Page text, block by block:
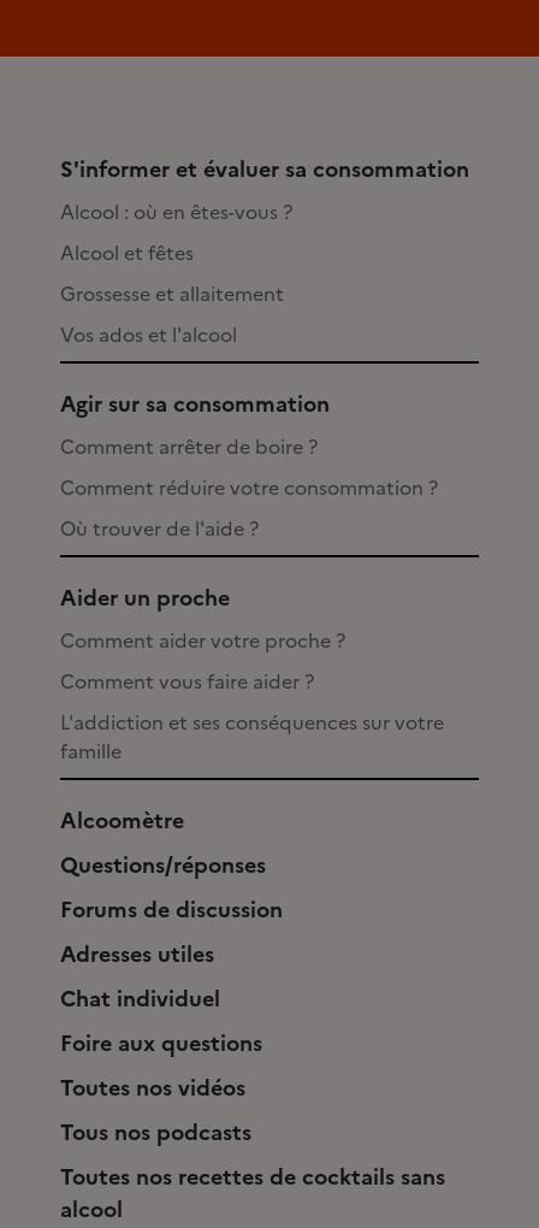
S'informer et évaluer sa consommation
Alcool : où en êtes-vous ?
Alcool et fêtes
Grossesse et allaitement
Vos ados et l'alcool
Agir sur sa consommation
Comment arrêter de boire ?
Comment réduire votre consommation ?
Où trouver de l'aide ?
Aider un proche
Comment aider votre proche ?
Comment vous faire aider ?
L'addiction et ses conséquences sur votre
famille
Alcoomètre
Questions/réponses
Forums de discussion
Adresses utiles
Chat individuel
Foire aux questions
Toutes nos vidéos
Tous nos podcasts
Toutes nos recettes de cocktails sans
alcool